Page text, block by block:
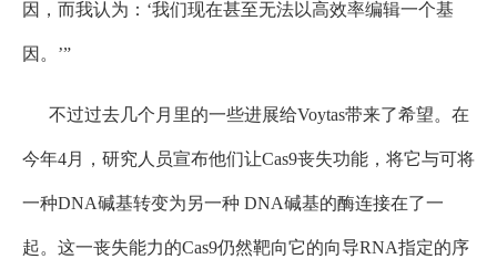
因，而我认为：‘我们现在甚至无法以高效率编辑一个基
因。’”
不过过去几个月里的一些进展给Voytas带来了希望。在
今年4月，研究人员宣布他们让Cas9丧失功能，将它与可将
一种DNA碱基转变为另一种 DNA碱基的酶连接在了一
起。这一丧失能力的Cas9仍然靶向它的向导RNA指定的序